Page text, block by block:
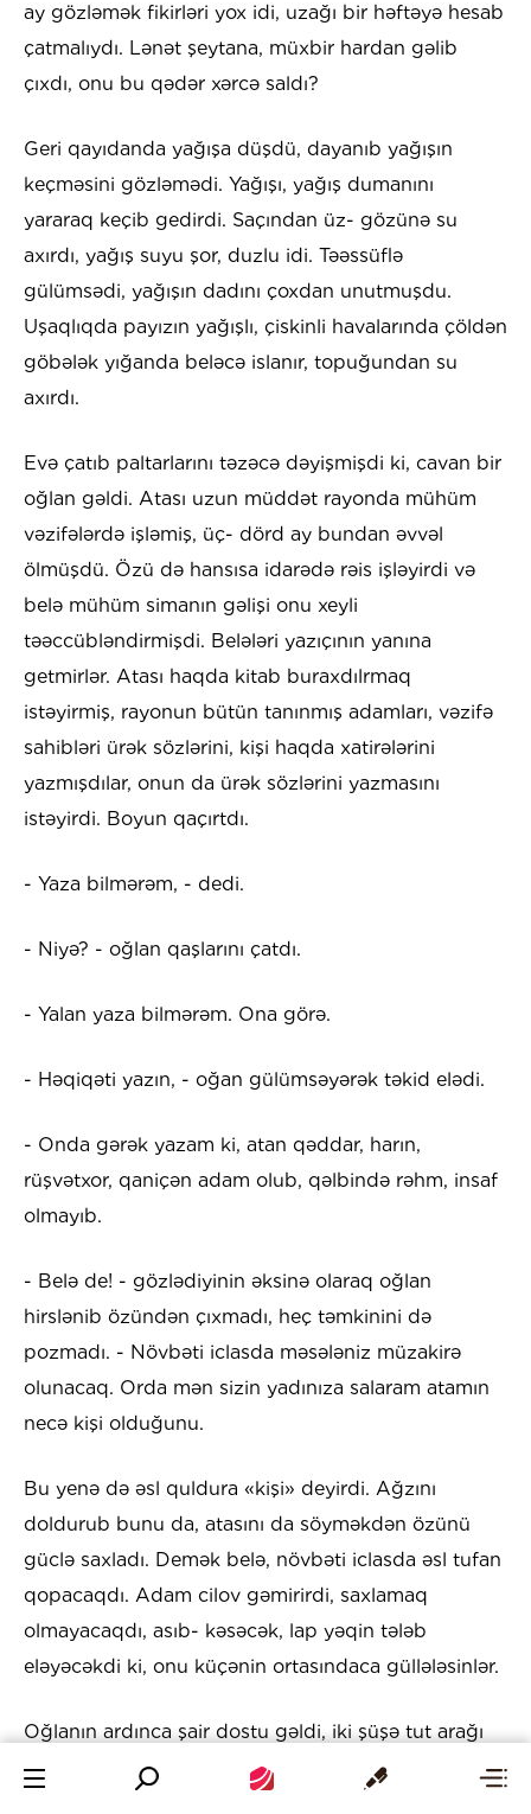
ay gözləmək fikirləri yox idi, uzağı bir həftəyə hesab
çatmalıydı. Lənət şeytana, müxbir hardan gəlib
çıxdı, onu bu qədər xərcə saldı?
Geri qayıdanda yağışa düşdü, dayanıb yağışın
keçməsini gözləmədi. Yağışı, yağış dumanını
yararaq keçib gedirdi. Saçından üz- gözünə su
axırdı, yağış suyu şor, duzlu idi. Təəssüflə
gülümsədi, yağışın dadını çoxdan unutmuşdu.
Uşaqlıqda payızın yağışlı, çiskinli havalarında çöldən
göbələk yığanda beləcə islanır, topuğundan su
axırdı.
Evə çatıb paltarlarını təzəcə dəyişmişdi ki, cavan bir
oğlan gəldi. Atası uzun müddət rayonda mühüm
vəzifələrdə işləmiş, üç- dörd ay bundan əvvəl
ölmüşdü. Özü də hansısa idarədə rəis işləyirdi və
belə mühüm simanın gəlişi onu xeyli
təəccübləndirmişdi. Belələri yazıçının yanına
getmirlər. Atası haqda kitab buraxdılrmaq
istəyirmiş, rayonun bütün tanınmış adamları, vəzifə
sahibləri ürək sözlərini, kişi haqda xatirələrini
yazmışdılar, onun da ürək sözlərini yazmasını
istəyirdi. Boyun qaçırtdı.
- Yaza bilmərəm, - dedi.
- Niyə? - oğlan qaşlarını çatdı.
- Yalan yaza bilmərəm. Ona görə.
- Həqiqəti yazın, - oğan gülümsəyərək təkid elədi.
- Onda gərək yazam ki, atan qəddar, harın,
rüşvətxor, qaniçən adam olub, qəlbində rəhm, insaf
olmayıb.
- Belə de! - gözlədiyinin əksinə olaraq oğlan
hirslənib özündən çıxmadı, heç təmkinini də
pozmadı. - Növbəti iclasda məsələniz müzakirə
olunacaq. Orda mən sizin yadınıza salaram atamın
necə kişi olduğunu.
Bu yenə də əsl quldura «kişi» deyirdi. Ağzını
doldurub bunu da, atasını da söyməkdən özünü
güclə saxladı. Demək belə, növbəti iclasda əsl tufan
qopacaqdı. Adam cilov gəmirirdi, saxlamaq
olmayacaqdı, asıb- kəsəcək, lap yəqin tələb
eləyəcəkdi ki, onu küçənin ortasındaca güllələsinlər.
Oğlanın ardınca şair dostu gəldi, iki şüşə tut arağı
gətirmişdi, şüşələri stolun üstünə qoyub, nədənsə